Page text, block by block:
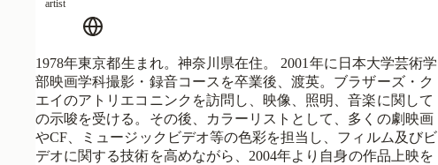
artist
1978年東京都生まれ。神奈川県在住。 2001年に日本大学芸術学
部映画学科撮影・録音コースを卒業後、渡英。ブラザーズ・ク
エイのアトリエコニンクを訪問し、映像、照明、音楽に関して
の示唆を受ける。その後、カラーリストとして、多くの劇映画
やCF、ミュージックビデオ等の色彩を担当し、フィルム及びビ
デオに関する技術を高めながら、2004年より自身の作品上映を